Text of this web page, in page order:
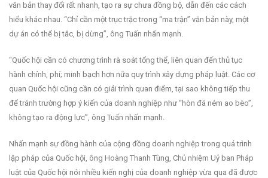
văn bản thay đổi rất nhanh, tạo ra sự chưa đồng bộ, dẫn đến các cách
hiểu khác nhau. “Chỉ cần một trục trặc trong “ma trận” văn bản này, một
dự án có thể bị tắc, bị dừng”, ông Tuấn nhấn mạnh.
“Quốc hội cần có chương trình rà soát tổng thể, liên quan đến thủ tục
hành chính, phí; minh bạch hơn nữa quy trình xây dựng pháp luật. Các cơ
quan Quốc hội cũng cần có giải trình quan điểm, tại sao không tiếp thu
để tránh trường hợp ý kiến của doanh nghiệp như “hòn đá ném ao bèo”,
không tạo ra động lực”, ông Tuấn nhấn mạnh.
Nhấn mạnh sự đồng hành của cộng đồng doanh nghiệp trong quá trình
lập pháp của Quốc hội, ông Hoàng Thanh Tùng, Chủ nhiệm Uỷ ban Pháp
luật của Quốc hội nói nhiều kiến nghị của doanh nghiệp vừa qua đã được